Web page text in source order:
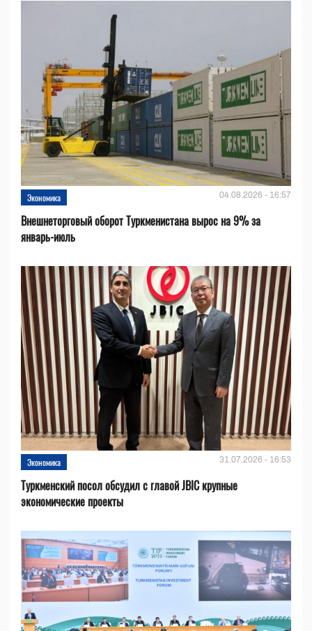
Экономика 04.08.2026 - 16:57
Внешнеторговый оборот Туркменистана вырос на 9% за
январь-июль
Экономика 31.07.2026 - 16:53
Туркменский посол обсудил с главой JBIC крупные
экономические проекты